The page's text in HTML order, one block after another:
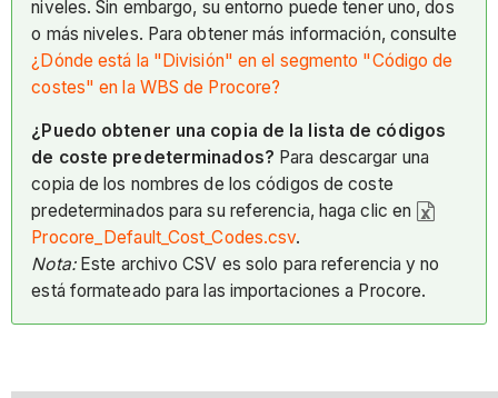
niveles. Sin embargo, su entorno puede tener uno, dos
o más niveles. Para obtener más información, consulte
¿Dónde está la "División" en el segmento "Código de
costes" en la WBS de Procore?
¿Puedo obtener una copia de la lista de códigos
de coste predeterminados? Para descargar una
copia de los nombres de los códigos de coste
predeterminados para su referencia, haga clic en
Procore_Default_Cost_Codes.csv.
Nota: Este archivo CSV es solo para referencia y no
está formateado para las importaciones a Procore.